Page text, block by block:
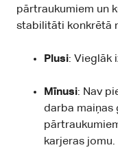
pārtraukumiem un
stabilitāti konkrētā
Plusi: Vieglāk
Mīnusi: Nav
darba maiņas
karjeras jomu.